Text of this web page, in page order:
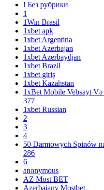
! Без рубрики
1
1Win Brasil
1xbet apk
1xbet Argentina
1xbet Azerbajan
1xbet Azerbaydjan
1xbet Brazil
1xbet giriş
1xbet Kazahstan
1xBet Mobile Vebsayt
377
1xbet Russian
2
3
4
50 Darmowych Spinów
286
6
anonymous
AZ Most BET
Azerbajany Mostbet